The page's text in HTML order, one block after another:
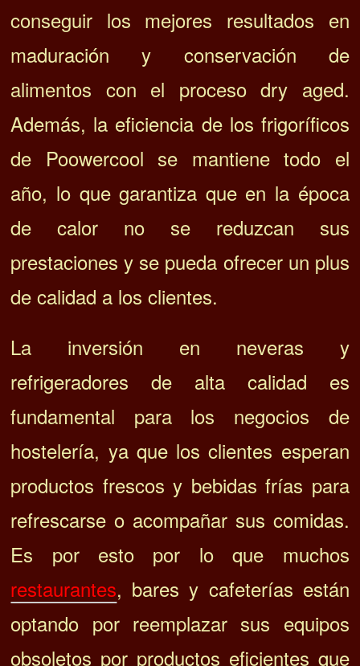
conseguir los mejores resultados en
maduración y conservación de
alimentos con el proceso dry aged.
Además, la eficiencia de los frigoríficos
de Poowercool se mantiene todo el
año, lo que garantiza que en la época
de calor no se reduzcan sus
prestaciones y se pueda ofrecer un plus
de calidad a los clientes.
La inversión en neveras y
refrigeradores de alta calidad es
fundamental para los negocios de
hostelería, ya que los clientes esperan
productos frescos y bebidas frías para
refrescarse o acompañar sus comidas.
Es por esto por lo que muchos
restaurantes, bares y cafeterías están
optando por reemplazar sus equipos
obsoletos por productos eficientes que